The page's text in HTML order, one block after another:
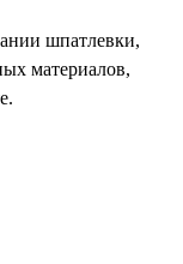
шпатлевки,
материалов,